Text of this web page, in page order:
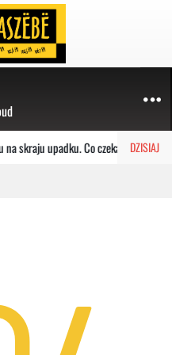
DZISIAJ
skraju upadku. Co czeka placówkę?